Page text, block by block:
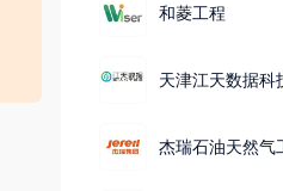
务；物联网技术服务；信息
系统集成服务；数字技术服
租赁；政府采购代理服务；
和菱工程
天津江天数据科
杰瑞石油天然气